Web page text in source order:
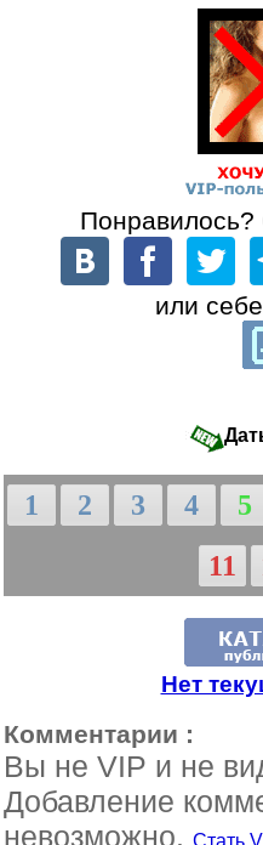
Понравилось?
или
1 2 3 4 5
11
Нет
Комментарии :
Вы не VIP и не
Добавление
невозможно. Стать